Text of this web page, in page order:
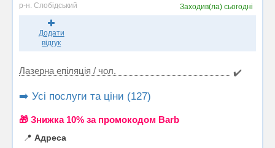
р-н. Слобідський Заходив(ла)сьогодні
Додати
відгук
Лазерна епіляція / чол. ✔️
➡️ Усі послуги та ціни (127)
🎁 Знижка 10% за промокодом Barb
📍 Адреса